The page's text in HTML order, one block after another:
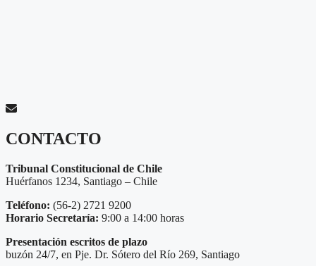
CONTACTO
Tribunal Constitucional de Chile
Huérfanos 1234, Santiago – Chile
Teléfono: (56-2) 2721 9200
Horario Secretaría: 9:00 a 14:00 horas
Presentación escritos de plazo
buzón 24/7, en Pje. Dr. Sótero del Río 269, Santiago